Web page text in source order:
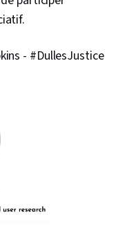
- #DullesJustice